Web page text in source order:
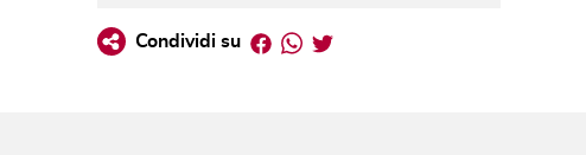
Condividi su Facebook
Whatsapp
Twitter